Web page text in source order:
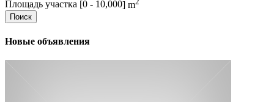
Площадь участка [0 - 10,000] m
Поиск
Новые объявления